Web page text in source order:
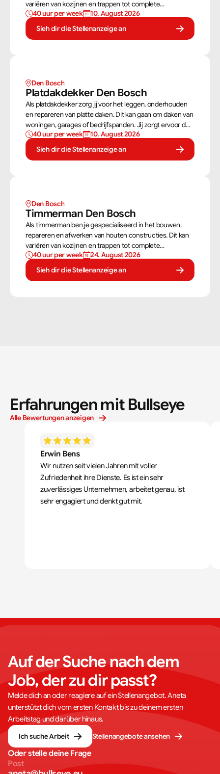
variëren van kozijnen en trappen tot complete
dakconstructies en gevels. Aan de hand van
bouwtekeningen zorg jij ervoor dat een constructie zowel
stevig als netjes is afgewerkt.
40 uur per week
10. August 2026
Sieh dir die Stellenanzeige an
Den Bosch
Platdakdekker Den Bosch
Als platdakdekker zorg jij voor het leggen, onderhouden
en repareren van platte daken. Dit kan gaan om daken van
woningen, garages of bedrijfspanden. Jij zorgt ervoor dat
deze daken tegen alle weersomstandigheden kunnen,
zoals regen, sneeuw en wind.
40 uur per week
10. August 2026
Sieh dir die Stellenanzeige an
Den Bosch
Timmerman Den Bosch
Als timmerman ben je gespecialiseerd in het bouwen,
repareren en afwerken van houten constructies. Dit kan
variëren van kozijnen en trappen tot complete
dakconstructies en gevels. Aan de hand van
bouwtekeningen zorg jij ervoor dat een constructie zowel
stevig als netjes is afgewerkt.
40 uur per week
24. August 2026
Sieh dir die Stellenanzeige an
Erfahrungen mit Bullseye
Alle Bewertungen anzeigen
Erwin Bens
Wir nutzen seit vielen Jahren mit voller
Zufriedenheit ihre Dienste. Es ist ein sehr
zuverlässiges Unternehmen, arbeitet genau, ist
sehr engagiert und denkt gut mit.
Auf der Suche nach dem
Job, der zu dir passt?
Melde dich an oder reagiere auf ein Stellenangebot. Aneta
unterstützt dich vom ersten Kontakt bis zu deinem ersten
Arbeitstag und darüber hinaus.
Ich suche Arbeit
Stellenangebote ansehen
Oder stelle deine Frage
Post